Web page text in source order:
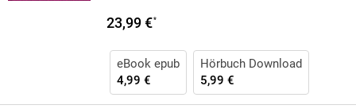
23,99 €*
eBook epub
4,99 €
Hörbuch Download
5,99 €